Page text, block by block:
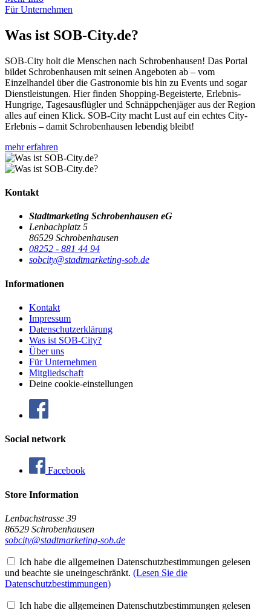
Für Unternehmen
Was ist SOB-City.de?
SOB-City holt die Menschen nach Schrobenhausen! Das Portal
bildet Schrobenhausen mit seinen Angeboten ab – vom
Einzelhandel über die Gastronomie bis hin zu Events und sogar
Dienstleistungen. Hier finden Shopping-Begeisterte, Erlebnis-
Hungrige, Tagesausflügler und Schnäppchenjäger aus der Region
alles auf einen Klick. SOB-City macht Lust auf ein echtes City-
Erlebnis – damit Schrobenhausen lebendig bleibt!
mehr erfahren
Kontakt
Stadtmarketing Schrobenhausen eG
Lenbachplatz 5
86529 Schrobenhausen
08252 - 881 44 94
sobcity@stadtmarketing-sob.de
Informationen
Kontakt
Impressum
Datenschutzerklärung
Was ist SOB-City?
Über uns
Für Unternehmen
Mitgliedschaft
Deine cookie-einstellungen
Social network
Facebook
Store Information
Lenbachstrasse 39
86529 Schrobenhausen
sobcity@stadtmarketing-sob.de
Ich habe die allgemeinen Datenschutzbestimmungen gelesen
und beachte sie uneingeschränkt. (Lesen Sie die
Datenschutzbestimmungen)
Ich habe die allgemeinen Datenschutzbestimmungen gelesen